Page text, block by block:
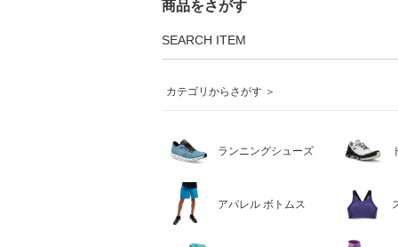
商品をさがす
SEARCH ITEM
カテゴリからさがす ＞
ランニングシューズ
アパレル ボトムス